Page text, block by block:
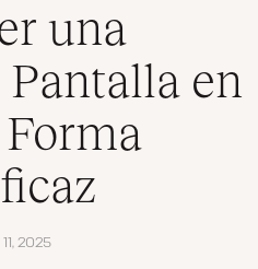
una
en
2025